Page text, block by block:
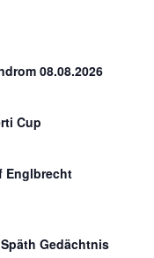
08.08.2026
Cup
Englbrecht
Gedächtnis